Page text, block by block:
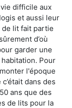
difficile aux
et aussi leur
de lit fait partie
d’où
garder une
Pour
l'époque
dans des
ans que des
de lits pour la